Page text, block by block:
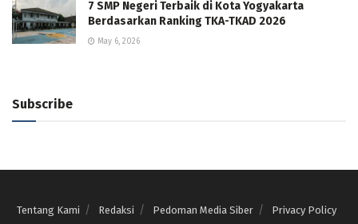
7 SMP Negeri Terbaik di Kota Yogyakarta
Berdasarkan Ranking TKA-TKAD 2026
May 6, 2026
Subscribe
Tentang Kami Redaksi Pedoman Media Siber Privacy Policy